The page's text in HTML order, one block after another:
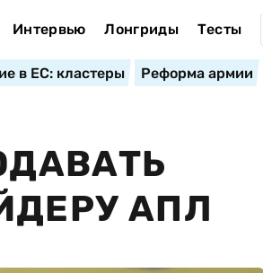
Интервью Лонгриды Тесты
в ЕС: кластеры Реформа армии
АПЛ